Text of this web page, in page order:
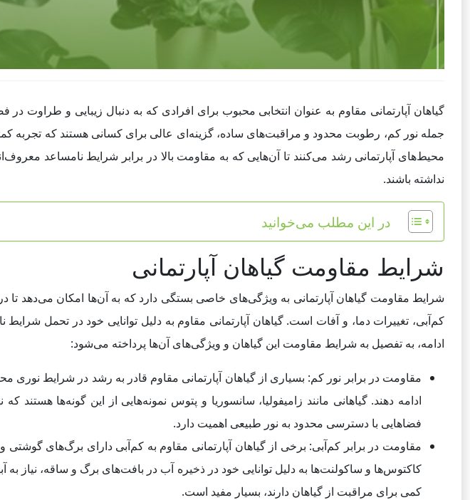
گیاهان آپارتمانی مقاوم به عنوان انتخابی محبوب برای افرادی که به دنبال زیبایی و طراوت
جمله نور کم، رطوبت محدود و مراقبت‌های ساده، گزینه‌ای عالی برای کسانی هستند که تجربه
محیط‌های آپارتمانی رشد می‌کنند تا آن‌هایی که به مقاومت بالا در برابر شرایط نامساعد
نداشته باشند.
در این مطلب می‌خوانید
شرایط مقا‌ومت گیاهان آپارتمانی
شرایط مقاومت گیاهان آپارتمانی به ویژگی‌های خاصی بستگی دارد که به آن‌ها امکان می‌دهد
کم‌آبی، تغییرات دما، و آفات است. گیاهان آپارتمانی مقاوم به دلیل توانایی خود در تحمل
ادامه، به تفصیل به شرایط مقاومت این گیاهان و ویژگی‌های آن‌ها پرداخته می‌شود:
مقاومت در برابر نور کم: بسیاری از گیاهان آپارتمانی مقاوم قادر به رشد در شرایط نوری
ادامه دهند. گیاهانی مانند زامیفولیا، سانسوریا و پتوس نمونه‌هایی از این گونه‌ها
فضاهایی با دسترسی محدود به نور طبیعی اهمیت دارد.
مقاومت در برابر کم‌آبی: برخی از گیاهان آپارتمانی مقاوم به کم‌آبی دارای برگ‌های گوشتی
کاکتوس‌ها و ساکولنت‌ها به دلیل توانایی خود در ذخیره آب در بافت‌های برگ و ساقه، نیاز
کمی برای مراقبت از گیاهان دارند، بسیار مفید است.